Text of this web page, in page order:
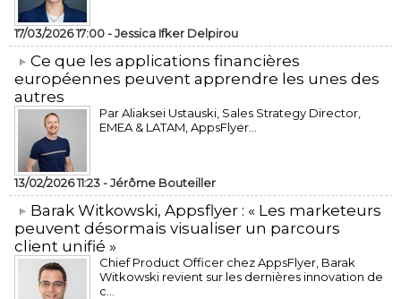
17/03/2026 17:00 -Jessica Ifker Delpirou
​Ce que les applications financières
européennes peuvent apprendre les unes des
autres
Par Aliaksei Ustauski, Sales Strategy Director,
EMEA & LATAM, AppsFlyer...
13/02/2026 11:23 -Jérôme Bouteiller
​Barak Witkowski, Appsflyer : « Les marketeurs
peuvent désormais visualiser un parcours
client unifié »
Chief Product Officer chez AppsFlyer, ​Barak
Witkowski revient sur les dernières innovation de
c...